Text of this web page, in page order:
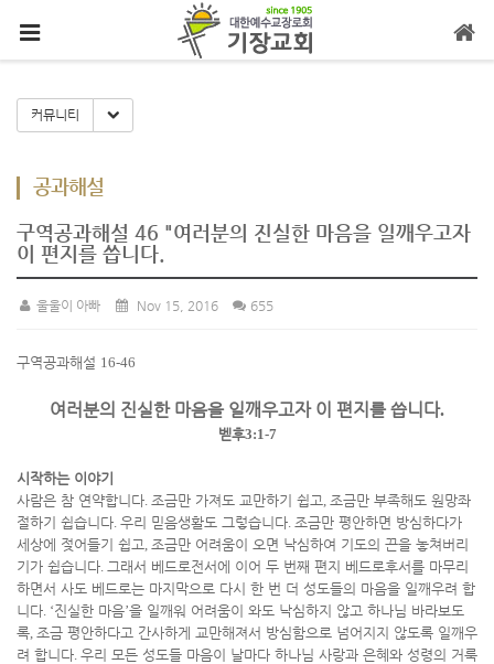
커뮤니티 Toggle Dropdown
공과해설
구역공과해설 46 "여러분의 진실한 마음을 일깨우고자
이 편지를 씁니다.
울울이 아빠 Nov 15, 2016 655
구역공과해설 16-46
여러분의 진실한 마음을 일깨우고자 이 편지를 씁니다.
벧후3:1-7
시작하는 이야기
사람은 참 연약합니다. 조금만 가져도 교만하기 쉽고, 조금만 부족해도 원망좌
절하기 쉽습니다. 우리 믿음생활도 그렇습니다. 조금만 평안하면 방심하다가
세상에 젖어들기 쉽고, 조금만 어려움이 오면 낙심하여 기도의 끈을 놓쳐버리
기가 쉽습니다. 그래서 베드로전서에 이어 두 번째 편지 베드로후서를 마무리
하면서 사도 베드로는 마지막으로 다시 한 번 더 성도들의 마음을 일깨우려 합
니다. ‘진실한 마음’을 일깨워 어려움이 와도 낙심하지 않고 하나님 바라보도
록, 조금 평안하다고 간사하게 교만해져서 방심함으로 넘어지지 않도록 일깨우
려 합니다. 우리 모든 성도들 마음이 날마다 하나님 사랑과 은혜와 성령의 거룩